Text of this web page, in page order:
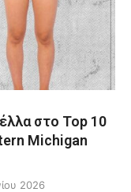
στο Top 10
Michigan
2026